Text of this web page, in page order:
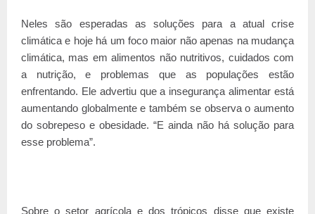
Neles são esperadas as soluções para a atual crise
climática e hoje há um foco maior não apenas na mudança
climática, mas em alimentos não nutritivos, cuidados com
a nutrição, e problemas que as populações estão
enfrentando. Ele advertiu que a insegurança alimentar está
aumentando globalmente e também se observa o aumento
do sobrepeso e obesidade. “E ainda não há solução para
esse problema”.
Sobre o setor agrícola e dos trópicos disse que existe